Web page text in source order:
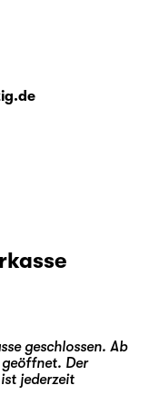
geschlossen. Ab
geöffnet. Der
ist jederzeit